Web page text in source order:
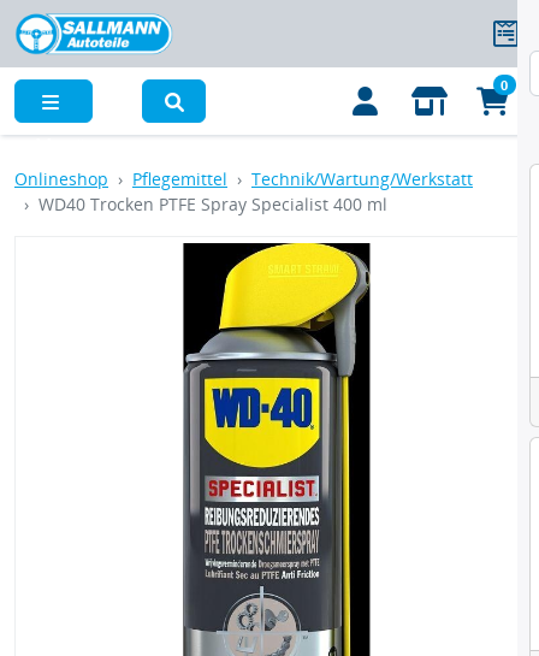
0
Onlineshop Pflegemittel
Technik/Wartung/Werkstatt
WD40 Trocken PTFE Spray Specialist 400 ml